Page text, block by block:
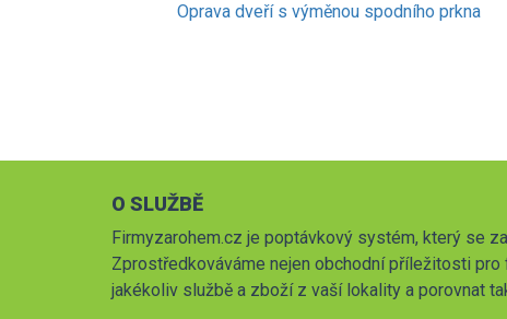
Oprava dveří s výměnou spodního prkna
O SLUŽBĚ
Firmyzarohem.cz je poptávkový systém, který se
Zprostředkováváme nejen obchodní příležitosti
jakékoliv službě a zboží z vaší lokality a porovnat